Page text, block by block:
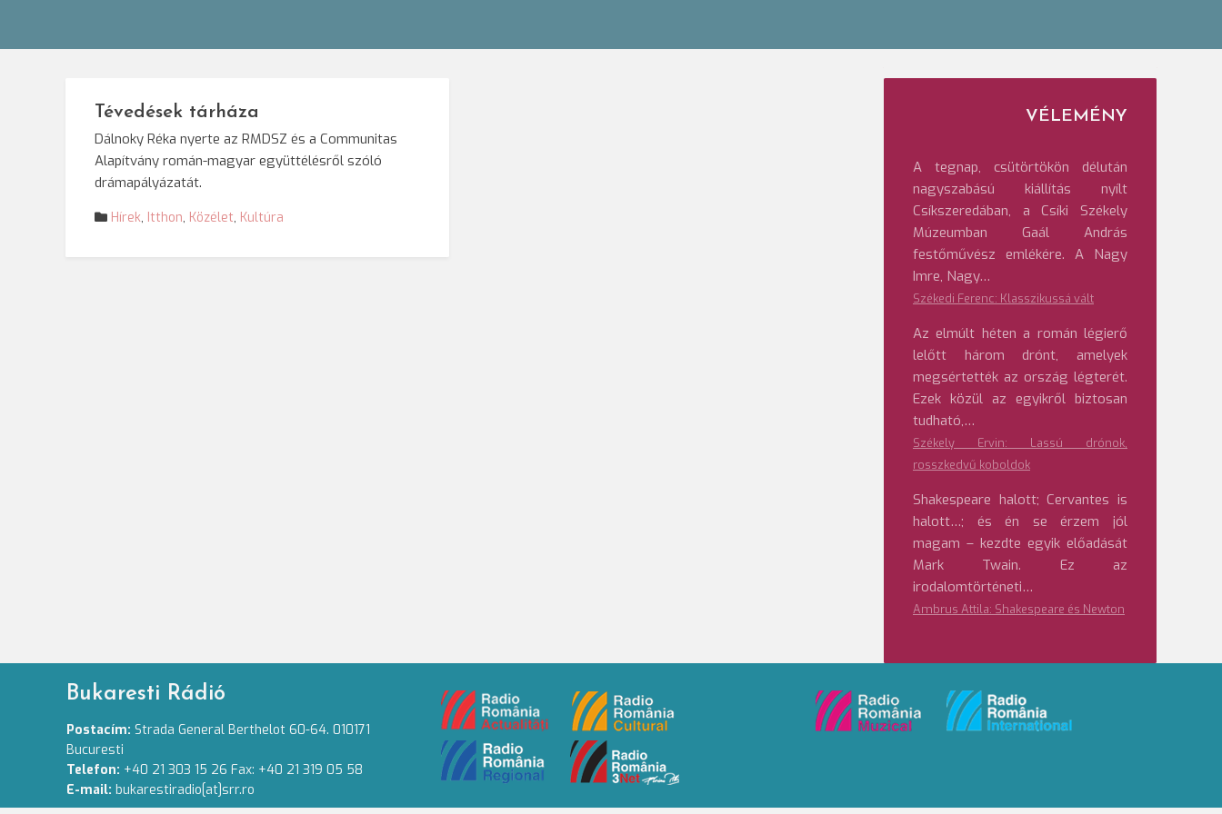
Tévedések tárháza
Dálnoky Réka nyerte az RMDSZ és a Communitas
Alapítvány román-magyar együttélésről szóló
drámapályázatát.
Hírek, Itthon, Közélet, Kultúra
VÉLEMÉNY
A tegnap, csütörtökön délután
nagyszabású kiállítás nyílt
Csíkszeredában, a Csíki Székely
Múzeumban Gaál András
festőművész emlékére. A Nagy
Imre, Nagy…
Székedi Ferenc: Klasszikussá vált
Az elmúlt héten a román légierő
lelőtt három drónt, amelyek
megsértették az ország légterét.
Ezek közül az egyikről biztosan
tudható,…
Székely Ervin: Lassú drónok,
rosszkedvű koboldok
Shakespeare halott; Cervantes is
halott…; és én se érzem jól
magam – kezdte egyik előadását
Mark Twain. Ez az
irodalomtörténeti…
Ambrus Attila: Shakespeare és Newton
Bukaresti Rádió
Postacím: Strada General Berthelot 60-64. 010171
Bucuresti
Telefon: +40 21 303 15 26 Fax: +40 21 319 05 58
E-mail: bukarestiradio[at]srr.ro